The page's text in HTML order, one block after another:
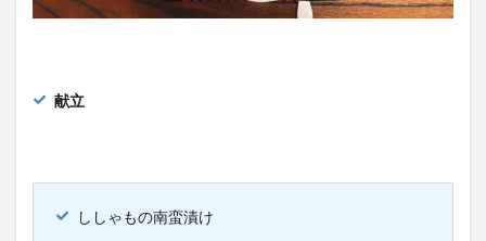
献立
ししゃもの南蛮漬け